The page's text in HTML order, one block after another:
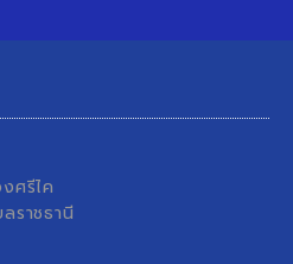
ศรีไค
ราชธานี